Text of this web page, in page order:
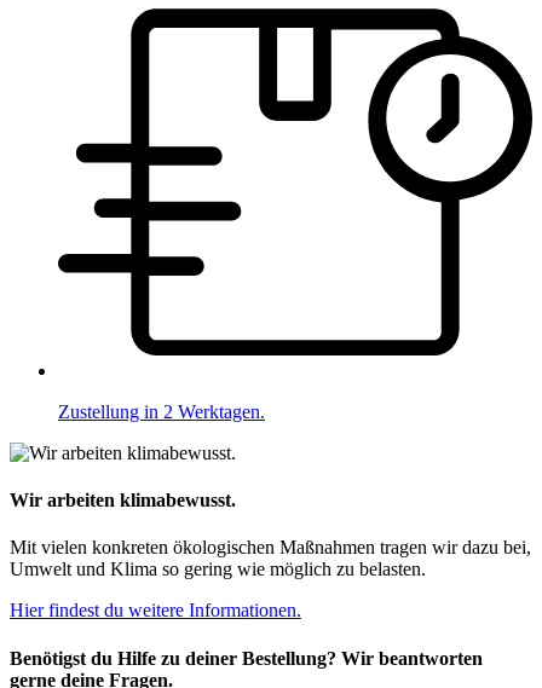
Zustellung in 2 Werktagen.
Wir arbeiten klimabewusst.
Mit vielen konkreten ökologischen Maßnahmen tragen wir dazu bei,
Umwelt und Klima so gering wie möglich zu belasten.
Hier findest du weitere Informationen.
Benötigst du Hilfe zu deiner Bestellung? Wir beantworten
gerne deine Fragen.